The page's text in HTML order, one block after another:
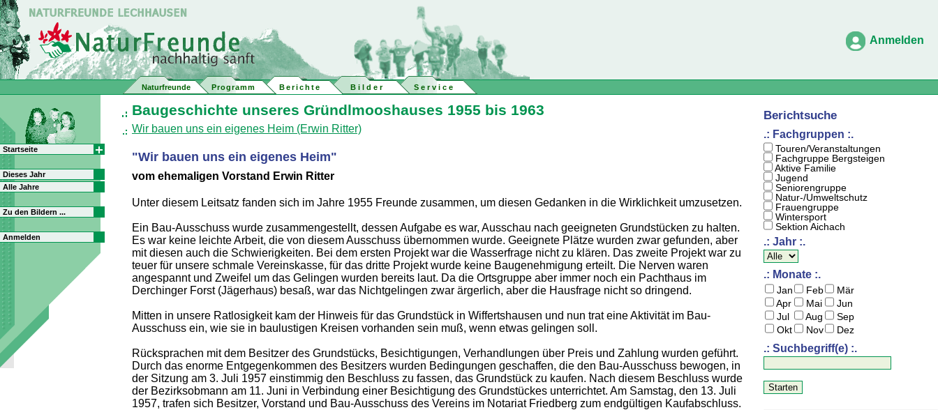
Anmelden
Naturfreunde Programm Berichte Bilder Service
Startseite
Dieses Jahr
Alle Jahre
Zu den Bildern ...
Anmelden
Berichtsuche
.: Fachgruppen :.
Touren/Veranstaltungen
Fachgruppe Bergsteigen
Aktive Familie
Jugend
Seniorengruppe
Natur-/Umweltschutz
Frauengruppe
Wintersport
Sektion Aichach
.: Jahr :.
.: Monate :.
Jan Feb
Mär
Apr
Mai
Jun
Jul
Aug
Sep
Okt
Nov Dez
.: Suchbegriff(e) :.
Baugeschichte unseres Gründlmooshauses 1955 bis 1963
Wir bauen uns ein eigenes Heim (Erwin Ritter)
"Wir bauen uns ein eigenes Heim"
vom ehemaligen Vorstand Erwin Ritter
Unter diesem Leitsatz fanden sich im Jahre 1955 Freunde zusammen, um diesen Gedanken in die Wirklichkeit umzusetzen.
Ein Bau-Ausschuss wurde zusammengestellt, dessen Aufgabe es war, Ausschau nach geeigneten Grundstücken zu halten.
Es war keine leichte Arbeit, die von diesem Ausschuss übernommen wurde. Geeignete Plätze wurden zwar gefunden, aber
mit diesen auch die Schwierigkeiten. Bei dem ersten Projekt war die Wasserfrage nicht zu klären. Das zweite Projekt war zu
teuer für unsere schmale Vereinskasse, für das dritte Projekt wurde keine Baugenehmigung erteilt. Die Nerven waren
angespannt und Zweifel um das Gelingen wurden bereits laut. Da die Ortsgruppe aber immer noch ein Pachthaus im
Derchinger Forst (Jägerhaus) besaß, war das Nichtgelingen zwar ärgerlich, aber die Hausfrage nicht so dringend.
Mitten in unsere Ratlosigkeit kam der Hinweis für das Grundstück in Wiffertshausen und nun trat eine Aktivität im Bau-
Ausschuss ein, wie sie in baulustigen Kreisen vorhanden sein muß, wenn etwas gelingen soll.
Rücksprachen mit dem Besitzer des Grundstücks, Besichtigungen, Verhandlungen über Preis und Zahlung wurden geführt.
Durch das enorme Entgegenkommen des Besitzers wurden Bedingungen geschaffen, die den Bau-Ausschuss bewogen, in
der Sitzung am 3. Juli 1957 einstimmig den Beschluss zu fassen, das Grundstück zu kaufen. Nach diesem Beschluss wurde
der Bezirksobmann am 11. Juni in Verbindung einer Besichtigung des Grundstückes unterrichtet. Am Samstag, den 13. Juli
1957, trafen sich Besitzer, Vorstand und Bau-Ausschuss des Vereins im Notariat Friedberg zum endgültigen Kaufabschluss.